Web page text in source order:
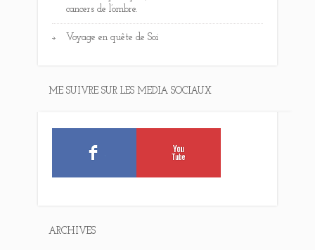
cancers de l’ombre.
Voyage en quête de Soi
ME SUIVRE SUR LES MEDIA SOCIAUX
ARCHIVES